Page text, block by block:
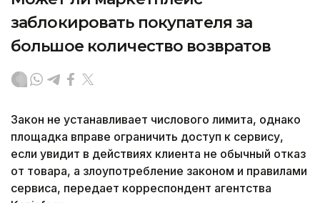
заблокировать покупателя за
большое количество возвратов
Закон не устанавливает числового лимита, однако
площадка вправе ограничить доступ к сервису,
если увидит в действиях клиента не обычный отказ
от товара, а злоупотребление законом и правилами
сервиса, передает корреспондент агентства